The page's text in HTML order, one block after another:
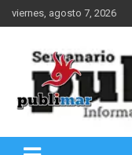
Saltar
al
viernes, agosto 7, 2026
PubliMar